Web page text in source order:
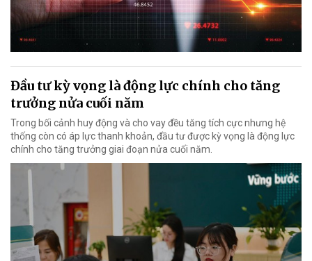
Đầu tư kỳ vọng là động lực chính cho tăng
trưởng nửa cuối năm
Trong bối cảnh huy động và cho vay đều tăng tích cực nhưng hệ
thống còn có áp lực thanh khoản, đầu tư được kỳ vọng là động lực
chính cho tăng trưởng giai đoạn nửa cuối năm.